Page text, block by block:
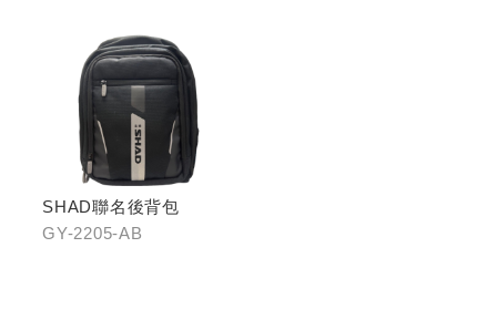
SHAD聯名後背包
GY-2205-AB